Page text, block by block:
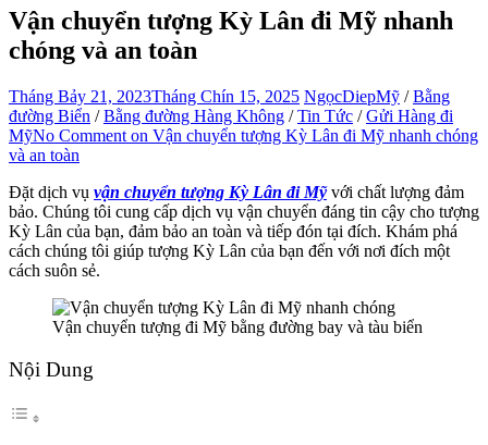
Vận chuyển tượng Kỳ Lân đi Mỹ nhanh
chóng và an toàn
Tháng Bảy 21, 2023Tháng Chín 15, 2025 NgọcDiepMỹ /Bằng
đường Biển /Bằng đường Hàng Không /Tin Tức /Gửi Hàng đi
MỹNo Comment on Vận chuyển tượng Kỳ Lân đi Mỹ nhanh chóng
và an toàn
Đặt dịch vụ vận chuyển tượng Kỳ Lân đi Mỹvới chất lượng đảm
bảo. Chúng tôi cung cấp dịch vụ vận chuyển đáng tin cậy cho tượng
Kỳ Lân của bạn, đảm bảo an toàn và tiếp đón tại đích. Khám phá
cách chúng tôi giúp tượng Kỳ Lân của bạn đến với nơi đích một
cách suôn sẻ.
Vận chuyển tượng đi Mỹ bằng đường bay và tàu biển
Nội Dung